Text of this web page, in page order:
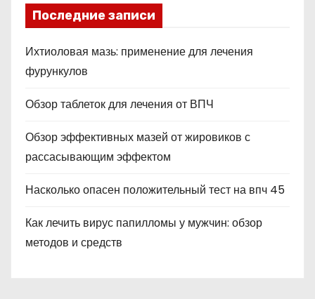
Последние записи
Ихтиоловая мазь: применение для лечения
фурункулов
Обзор таблеток для лечения от ВПЧ
Обзор эффективных мазей от жировиков с
рассасывающим эффектом
Насколько опасен положительный тест на впч 45
Как лечить вирус папилломы у мужчин: обзор
методов и средств